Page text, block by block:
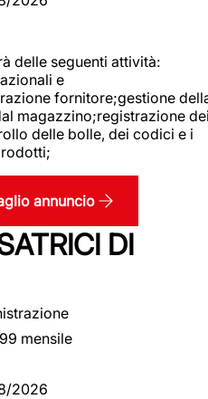
delle seguenti attività:
e
fornitore;gestione
magazzino;registrazione
delle bolle, dei codici e i
annuncio
DI
mensile
2026